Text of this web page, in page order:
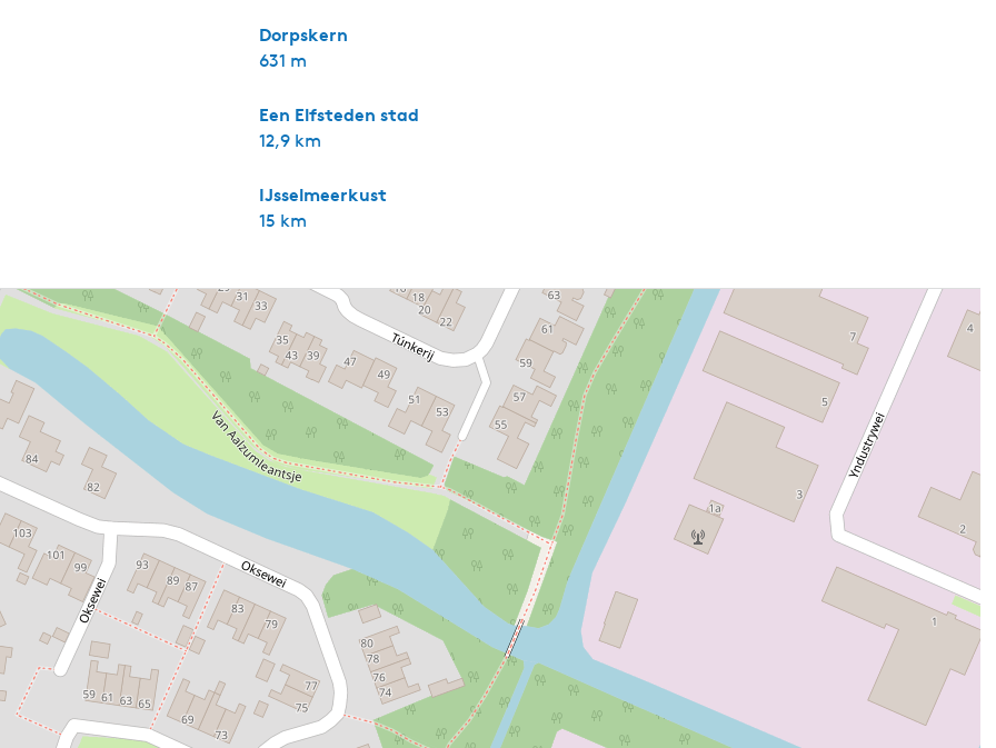
aan het water en in de buurt van verschillende voorzieningen zoals de supermarkt en restaurants. Hotel Harteluk
Parken en natuurgebieden
1,9 km
Museum
1,3 km
Dorpskern
631 m
Een Elfsteden stad
12,9 km
IJsselmeerkust
15 km